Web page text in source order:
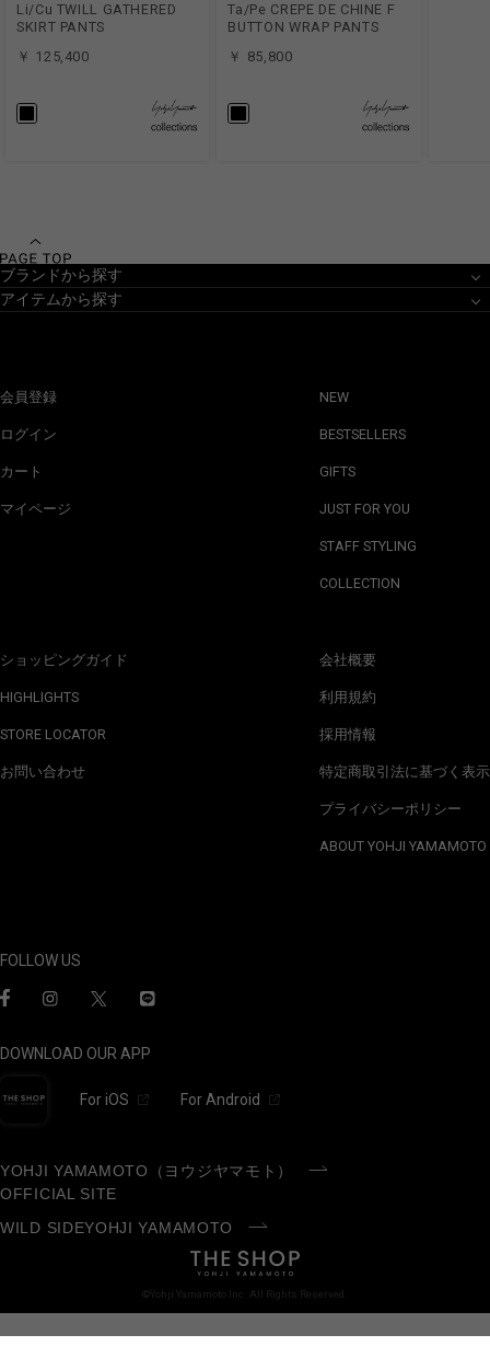
Li/Cu TWILL GATHERED
SKIRT PANTS
￥ 125,400
Ta/Pe CREPE DE CHINE F
BUTTON WRAP PANTS
￥ 85,800
ブランドから探す
アイテムから探す
会員登録
ログイン
カート
マイページ
ショッピングガイド
HIGHLIGHTS
STORE LOCATOR
お問い合わせ
NEW
BESTSELLERS
GIFTS
JUST FOR YOU
STAFF STYLING
COLLECTION
会社概要
利用規約
採用情報
特定商取引法に基づく表示
プライバシーポリシー
ABOUT YOHJI YAMAMOTO
FOLLOW US
DOWNLOAD OUR APP
For iOS For Android
YOHJI YAMAMOTO（ヨウジヤマモト）
OFFICIAL SITE
WILD SIDEYOHJI YAMAMOTO
©Yohji Yamamoto Inc. All Rights Reserved.